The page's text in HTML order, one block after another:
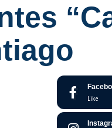
Like